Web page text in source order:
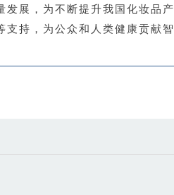
展，为不断提升我国化妆品产
持，为公众和人类健康贡献智